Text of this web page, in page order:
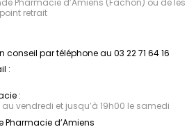
Pharmacie d’Amiens (Fachon) ou de les
retrait
par téléphone au 03 22 71 64 16
:
:
vendredi et jusqu’à 19h00 le samedi
Pharmacie d’Amiens